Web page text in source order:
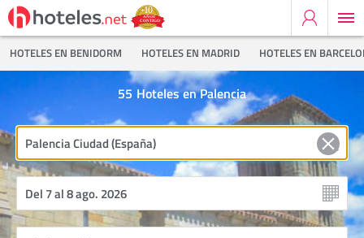
HOTELES EN BENIDORM HOTELES EN MADRID HOTELES EN
Hoteles en Palencia
55